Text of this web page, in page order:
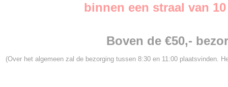
binnen een straal van
Boven de €50,-
(Over het algemeen zal de bezorging tussen 8:30 en 11:00 plaatsvinden.